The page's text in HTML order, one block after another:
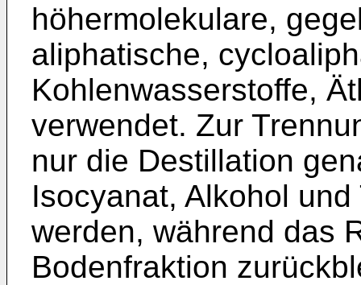
höhermolekulare,
aliphatische,
Kohlenwasserstoffe,
verwendet. Zur
nur die Destillation
Isocyanat, Alkohol
werden, während das
Bodenfraktion